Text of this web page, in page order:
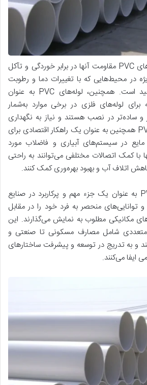
یکی از مزایای بزرگ لوله‌های PVC مقاومت آنها در برابر خوردگی و تآکل
در محیط‌هایی که با تغییرات دما و رطوبت
مواجه هستند بسیار مفید است. همچنین، لوله‌های PVC به عنوان
برای لوله‌های فلزی در برخی موارد به‌شمار
و ساده‌تر در نصب هستند و نیاز به نگهداری
کمتری دارند. لوله‌های PVC همچنین به عنوان یک راهکار اقتصادی برای
مایع در سیستم‌های آبیاری و فاضلاب مورد
با کمک اتصالات مختلفی می‌توانند به راحتی
اتلاف آب و بهبود بهره‌وری کمک کنند.
در مجموع، لوله‌های PVC به عنوان یک جزء مهم و پرکاربرد در صنایع
توانایی‌های منحصر به فرد خود را در مقابل
مکانیکی مطلوب به نمایش می‌گذارند. این
متعددی شامل مصارف مسکونی تا صنعتی و
و به تدریج در توسعه و پیشرفت ساختارهای
می‌کنند.